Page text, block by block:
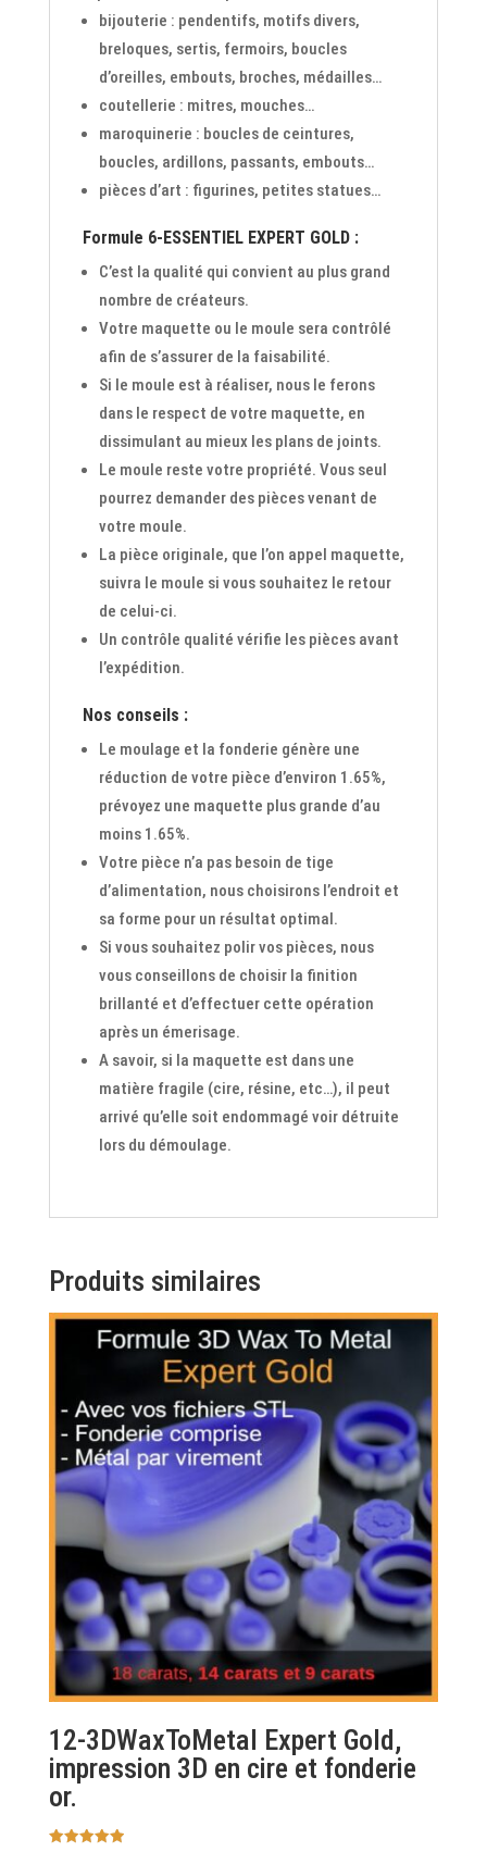
bijouterie : pendentifs, motifs divers,
breloques, sertis, fermoirs, boucles
d’oreilles, embouts, broches, médailles…
coutellerie : mitres, mouches…
maroquinerie : boucles de ceintures,
boucles, ardillons, passants, embouts…
pièces d’art : figurines, petites statues…
Formule 6-ESSENTIEL EXPERT GOLD :
C’est la qualité qui convient au plus grand
nombre de créateurs.
Votre maquette ou le moule sera contrôlé
afin de s’assurer de la faisabilité.
Si le moule est à réaliser, nous le ferons
dans le respect de votre maquette, en
dissimulant au mieux les plans de joints.
Le moule reste votre propriété. Vous seul
pourrez demander des pièces venant de
votre moule.
La pièce originale, que l’on appel maquette,
suivra le moule si vous souhaitez le retour
de celui-ci.
Un contrôle qualité vérifie les pièces avant
l’expédition.
Nos conseils :
Le moulage et la fonderie génère une
réduction de votre pièce d’environ 1.65%,
prévoyez une maquette plus grande d’au
moins 1.65%.
Votre pièce n’a pas besoin de tige
d’alimentation, nous choisirons l’endroit et
sa forme pour un résultat optimal.
Si vous souhaitez polir vos pièces, nous
vous conseillons de choisir la finition
brillanté et d’effectuer cette opération
après un émerisage.
A savoir, si la maquette est dans une
matière fragile (cire, résine, etc…), il peut
arrivé qu’elle soit endommagé voir détruite
lors du démoulage.
Produits similaires
12-3DWaxToMetal Expert Gold,
impression 3D en cire et fonderie
or.